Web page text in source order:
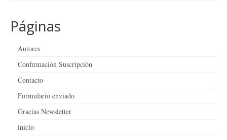
Páginas
Autores
Confirmación Suscripción
Contacto
Formulario enviado
Gracias Newsletter
inicio